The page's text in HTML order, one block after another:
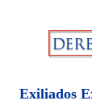
Exiliados